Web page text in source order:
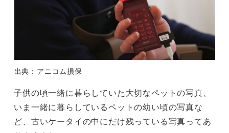
出典：アニコム損保
子供の頃一緒に暮らしていた大切なペットの写真、
いま一緒に暮らしているペットの幼い頃の写真な
ど、古いケータイの中にだけ残っている写真ってあ